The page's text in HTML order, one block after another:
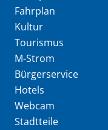
Fahrplan
Kultur
Tourismus
M-Strom
Bürgerservice
Hotels
Webcam
Stadtteile